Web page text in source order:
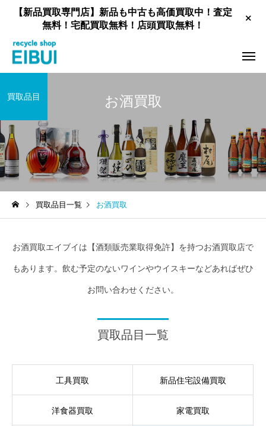
【新品買取専門店】新品も中古も高価買取中！査定
無料！宅配買取無料！店頭買取無料！
工具買取 新品住宅設備買取
家具買取 お酒買
お酒買取
買取品目
買取品目一覧 お酒買取
お酒買取エイブイは【酒類販売業取得免許】を持つお酒買取店で
もあります。飲む予定のないワインやウイスキーなどあればぜひ
お問い合わせください。
買取品目一覧
工具買取 新品住宅設備買取
洋食器買取 家電買取